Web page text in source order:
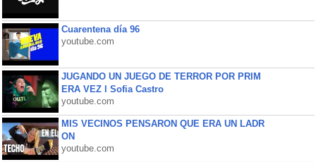
Cuarentena día 96
youtube.com
JUGANDO UN JUEGO DE TERROR POR PRIM
ERA VEZ l Sofia Castro
youtube.com
MIS VECINOS PENSARON QUE ERA UN LADR
ON
youtube.com